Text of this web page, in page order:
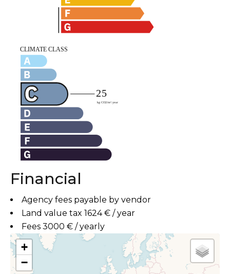
Financial
Agency fees payable by vendor
Land value tax 1624 € / year
Fees 3000 € / yearly
+
−